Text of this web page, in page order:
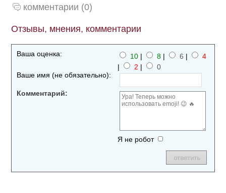
комментарии (0)
Отзывы, мнения, комментарии
Ваша оценка: 10 | 8 | 6 |
4
|
2 |
0
Ваше имя (не обязательно):
Комментарий:
Я не робот